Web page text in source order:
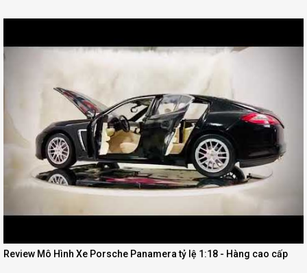
Review Mô Hình Xe Porsche Panamera tỷ lệ 1:18 - Hàng cao cấp